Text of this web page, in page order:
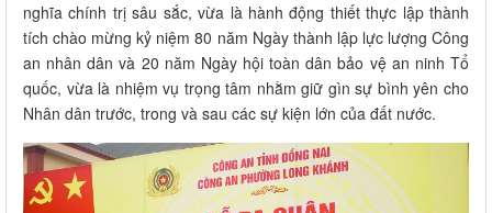
nghĩa chính trị sâu sắc, vừa là hành động thiết thực lập thành
tích chào mừng kỷ niệm 80 năm Ngày thành lập lực lượng Công
an nhân dân và 20 năm Ngày hội toàn dân bảo vệ an ninh Tổ
quốc, vừa là nhiệm vụ trọng tâm nhằm giữ gìn sự bình yên cho
Nhân dân trước, trong và sau các sự kiện lớn của đất nước.